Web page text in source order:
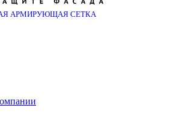
АРМИРУЮЩАЯ СЕТКА